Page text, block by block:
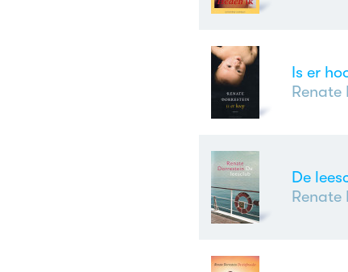
Is er
Renate
De
Renate